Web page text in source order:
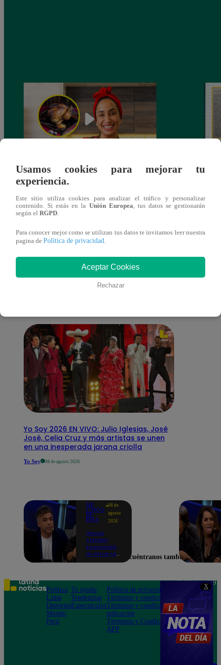
X
¿Por qué Nelly Rossinelli se volvió viral
antes de Navidad?
También te puede
interesar
Yo Soy 2026 EN VIVO: Julio Iglesias, José
José, Celia Cruz y más artistas se unen
en una inesperada jarana criolla
Yo Soy 08 de agosto 2026
ME
CAIGO
DE
RISA
08 de
agosto
2026
¡Renzo
Schuller
sorprendió
al imitar la
De Risa!
Usamos cookies para mejorar tu
experiencia.
Este sitio utiliza cookies para analizar el tráfico y personalizar
contenido. Si estás en la Unión Europea , tus datos se gestionarán
según el RGPD
Para conocer mejor como se utilizan tus datos te invitamos leer nuestra
pagina de Política de privacidad
Aceptar Cookies
Rechazar
Encuéntranos también en
Política
Lima
Deportes
Mundo
Perú
Te ayudo
Tendencias
Espectáculos
Política de privacidad
Términos y condiciones
Términos y condiciones
aplicación
Términos y Condiciones
APP
Teléfono: 219
Av. San
Felipe 968
Jesús María